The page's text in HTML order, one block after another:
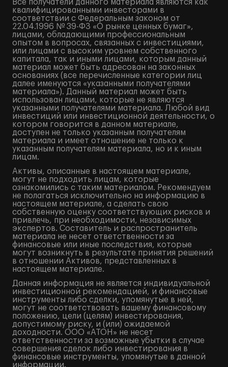
Все получатели данного материала являются как
квалифицированными инвесторами в
соответствии с Федеральным законом от
22.04.1996 № 39-ФЗ «О рынке ценных бумаг»,
лицами, обладающими профессиональным
опытом в вопросах, связанных с инвестициями,
или лицами с высоким уровнем собственного
капитала, так и иными лицами, которым данный
материал может быть адресован на законных
основаниях (все перечисленные категории лиц
далее именуются «указанными получателями
материала»). Данный материал может быть
использован лицами, которые не являются
указанными получателями материала. Любой вид
инвестиций или инвестиционной деятельности, о
котором говорится в данном материале,
доступен не только указанным получателям
материала и имеет отношение не только к
указанным получателям материала, но и к иным
лицам.
Активы, описанные в настоящем материале,
могут не подходить лицам, которые
ознакомились с таким материалом. Рекомендуем
не полагаться исключительно на информацию в
настоящем материале, а сделать свою
собственную оценку соответствующих рисков и
привлечь, при необходимости, независимых
экспертов. Составитель и распространитель
материала не несет ответственности за
финансовые или иные последствия, которые
могут возникнуть в результате принятия решений
в отношении Активов, представленных в
настоящем материале.
Данная информация не является индивидуальной
инвестиционной рекомендацией, и финансовые
инструменты либо сделки, упомянутые в ней,
могут не соответствовать вашему финансовому
положению, цели (целям) инвестирования,
допустимому риску, и (или) ожидаемой
доходности. ООО «АТОН» не несет
ответственности за возможные убытки в случае
совершения сделок либо инвестирования в
финансовые инструменты, упомянутые в данной
информации.